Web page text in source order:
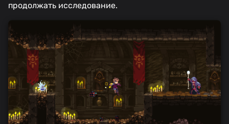
продолжать исследование.